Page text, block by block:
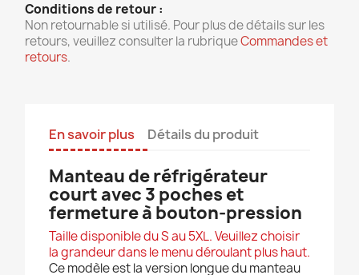
Conditions de retour :
Non retournable si utilisé. Pour plus de détails sur les
retours, veuillez consulter la rubriqueCommandes et
retours.
En savoir plus Détails du produit
Manteau de réfrigérateur
court avec 3 poches et
fermeture à bouton-pression
Taille disponible du S au 5XL. Veuillez choisir
la grandeur dans le menu déroulant plus haut.
Ce modèle est la version longue du manteau